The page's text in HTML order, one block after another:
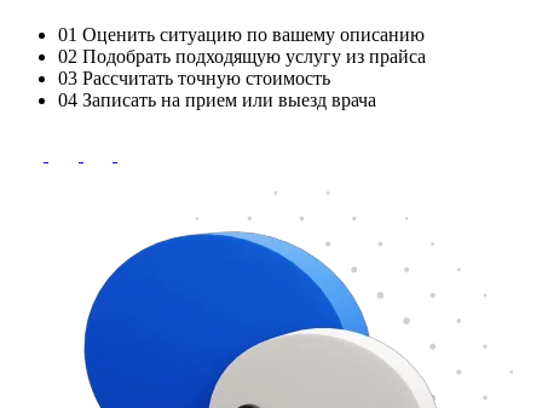
01 Оценить ситуацию по вашему описанию
02 Подобрать подходящую услугу из прайса
03 Рассчитать точную стоимость
04 Записать на прием или выезд врача